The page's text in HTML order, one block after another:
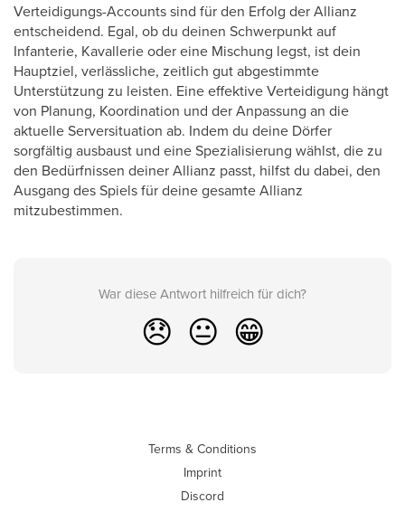
Verteidigungs-Accounts sind für den Erfolg der Allianz
entscheidend. Egal, ob du deinen Schwerpunkt auf
Infanterie, Kavallerie oder eine Mischung legst, ist dein
Hauptziel, verlässliche, zeitlich gut abgestimmte
Unterstützung zu leisten. Eine effektive Verteidigung hängt
von Planung, Koordination und der Anpassung an die
aktuelle Serversituation ab. Indem du deine Dörfer
sorgfältig ausbaust und eine Spezialisierung wählst, die zu
den Bedürfnissen deiner Allianz passt, hilfst du dabei, den
Ausgang des Spiels für deine gesamte Allianz
mitzubestimmen.
War diese Antwort hilfreich für dich?
😞 😐 😁
Terms & Conditions
Imprint
Discord